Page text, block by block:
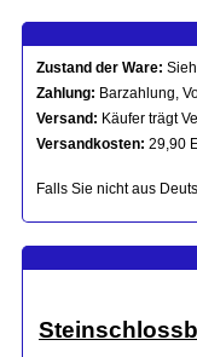
Zustand der Ware:
Zahlung: Barzahlung,
Versand: Käufer trägt
Versandkosten: 29,90
Falls Sie nicht aus